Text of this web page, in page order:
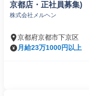
京都店・正社員募集)
株式会社メルヘン
京都府京都市下京区
月給23万1000円以上